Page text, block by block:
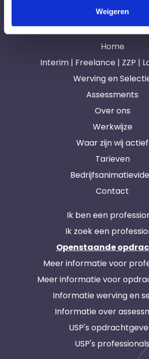
Weigeren
Navigatie
Home
Interim | Freelance | ZZP |
Werving en
Assessments
Over ons
Werkwijze
Waar zijn wij actief
Tarieven
Contact
Ik ben een
Ik zoek een
Openstaande
Meer informatie voor
Meer informatie voor
Informatie werving en
Informatie over
USP's
USP's